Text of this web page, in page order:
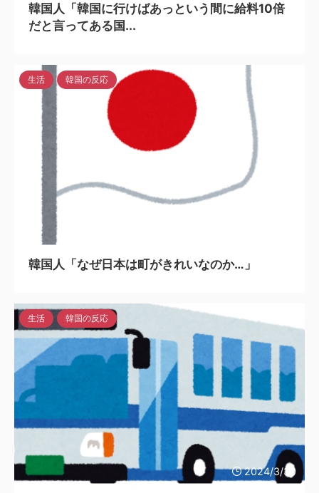
韓国人「韓国に行けばあっという間に給料10倍
だと言ってある国...
生活 韓国の反応
韓国人「なぜ日本は町がきれいなのか…」
2024/3/30
生活 韓国の反応